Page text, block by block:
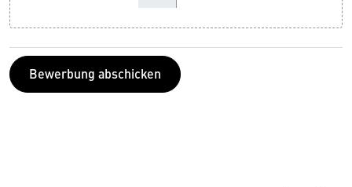
Bewerbung abschicken